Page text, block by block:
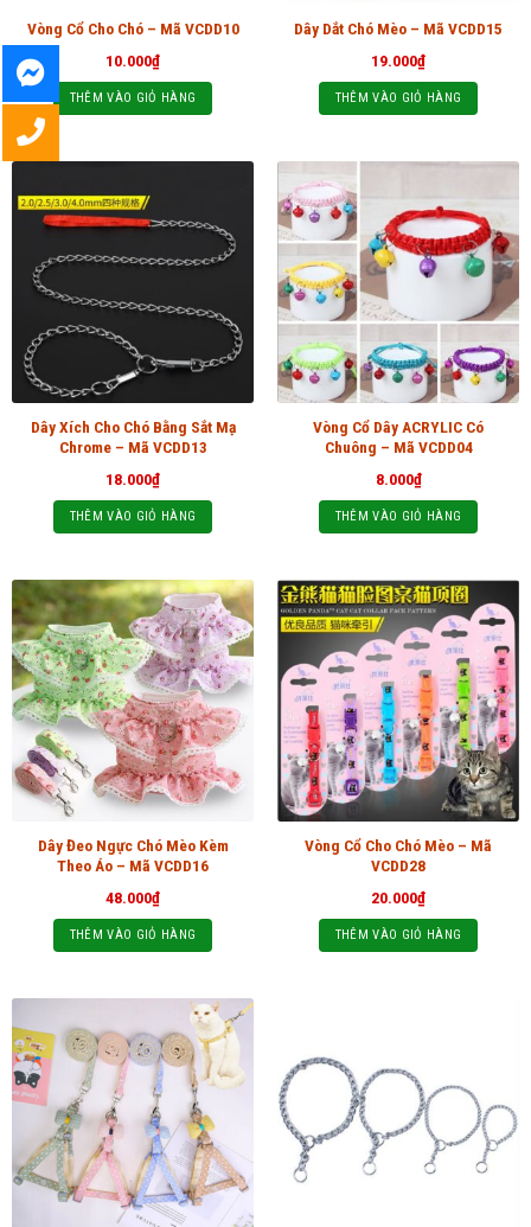
Vòng Cổ Cho Chó – Mã VCDD10
10.000₫
THÊM VÀO GIỎ HÀNG
Dây Dắt Chó Mèo – Mã VCDD15
19.000₫
THÊM VÀO GIỎ HÀNG
Dây Xích Cho Chó Bằng Sắt Mạ
Chrome – Mã VCDD13
18.000₫
THÊM VÀO GIỎ HÀNG
Vòng Cổ Dây ACRYLIC Có
Chuông – Mã VCDD04
8.000₫
THÊM VÀO GIỎ HÀNG
Dây Đeo Ngực Chó Mèo Kèm
Theo Áo – Mã VCDD16
48.000₫
THÊM VÀO GIỎ HÀNG
Vòng Cổ Cho Chó Mèo – Mã
VCDD28
20.000₫
THÊM VÀO GIỎ HÀNG